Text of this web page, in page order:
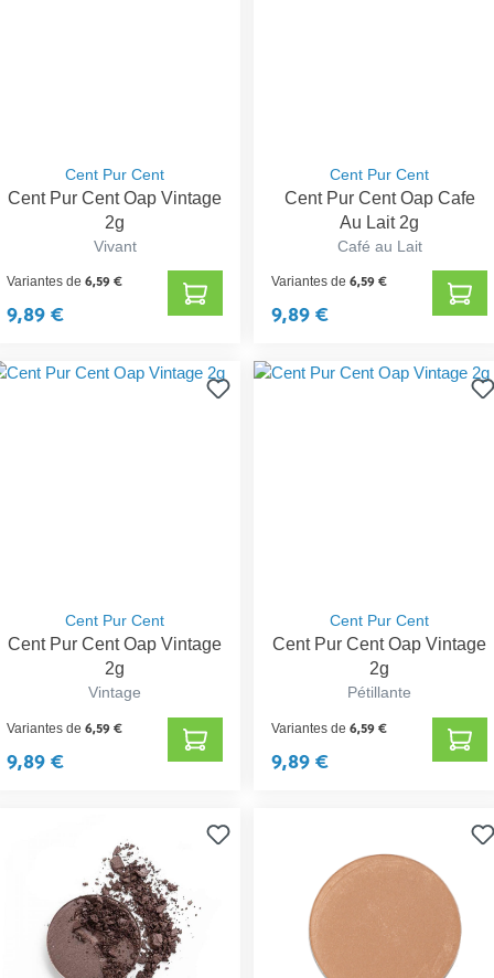
Cent Pur Cent
Cent Pur Cent Oap Vintage
2g
Vivant
Variantes de6,59 €
9,89 €
Cent Pur Cent
Cent Pur Cent Oap Cafe
Au Lait 2g
Café au Lait
Variantes de6,59 €
9,89 €
Cent Pur Cent
Cent Pur Cent Oap Vintage
2g
Vintage
Variantes de6,59 €
9,89 €
Cent Pur Cent
Cent Pur Cent Oap Vintage
2g
Pétillante
Variantes de6,59 €
9,89 €